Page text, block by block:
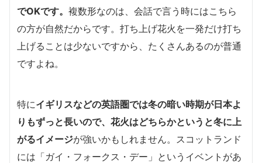
でOKです。 複数形なのは、会話で言う時にはこちら
の方が自然だからです。打ち上げ花火を一発だけ打ち
上げることは少ないですから、たくさんあるのが普通
ですよね。
特にイギリスなどの英語圏では冬の暗い時期が日本よ
りもずっと長いので、花火はどちらかというと冬に上
がるイメージが強いかもしれません。スコットランド
には「ガイ・フォークス・デー」というイベントがあ